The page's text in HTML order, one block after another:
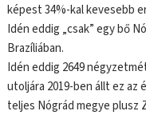
képest 34%-kal kevesebb
Idén eddig „csak” egy bő
Brazíliában.
Idén eddig 2649
utoljára 2019-ben állt ez az
teljes Nógrád megye plusz